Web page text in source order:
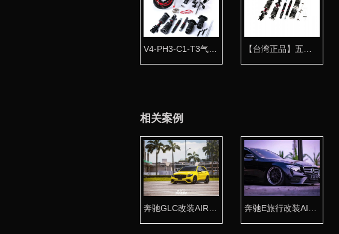
相关案例
奔驰GLC改装AIRBFT气动避震案例 追求姿态的美 奔驰E旅行改装AIRBFT气动避震抓住你的眼神